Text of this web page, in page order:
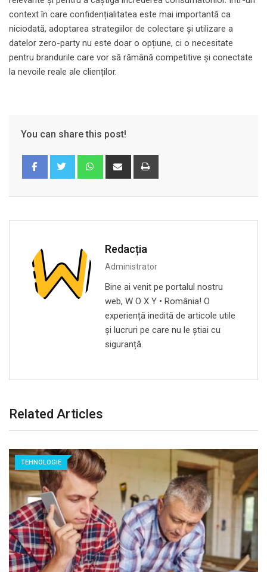
context în care confidențialitatea este mai importantă ca
niciodată, adoptarea strategiilor de colectare și utilizare a
datelor zero-party nu este doar o opțiune, ci o necesitate
pentru brandurile care vor să rămână competitive și conectate
la nevoile reale ale clienților.
You can share this post!
WhatsappShare
Redacția
Administrator
Bine ai venit pe portalul nostru
web, W O X Y • România! O
experiență inedită de articole utile
și lucruri pe care nu le știai cu
siguranță.
Related Articles
TEHNOLOGIE